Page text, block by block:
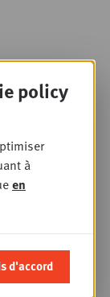
policy
à
en
d'accord